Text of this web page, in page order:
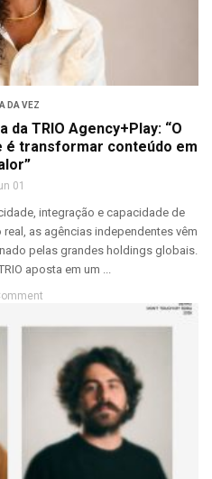
DA VEZ
TRIO Agency+Play: “O
é transformar conteúdo em
01
integração e capacidade de
as agências independentes vêm
pelas grandes holdings globais.
aposta em um ...